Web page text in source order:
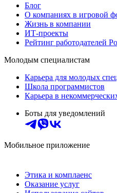
Блог
О компаниях в игровой
Жизнь в компании
ИТ-проекты
Рейтинг работодателей
Молодым специалистам
Карьера для молодых
Школа программистов
Карьера в
Боты для уведомлений
Мобильное приложение
Этика и комплаенс
Оказание услуг